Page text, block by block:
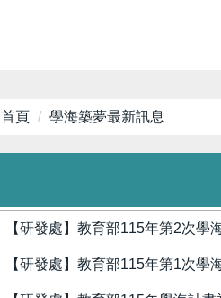
首頁 學海築夢最新訊息
【研發處】教育部115年第2次
【研發處】教育部115年第1次